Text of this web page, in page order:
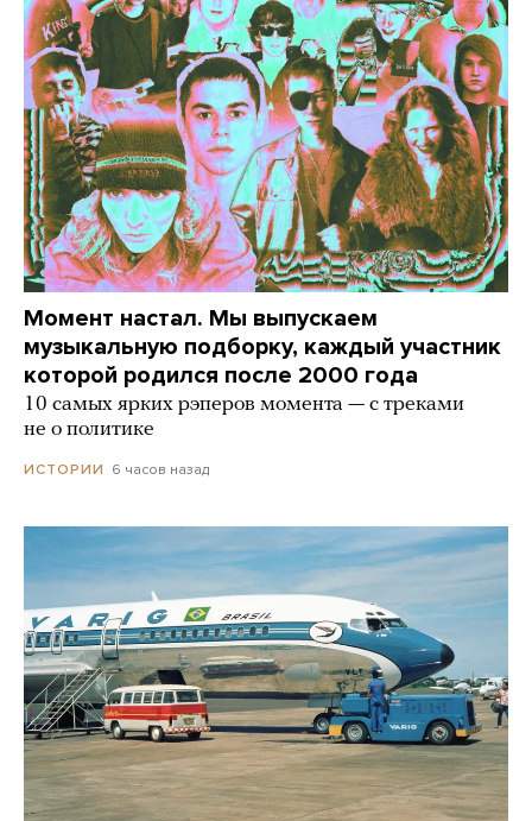
Момент настал. Мы выпускаем
музыкальную подборку, каждый участник
которой родился после 2000 года
10 самых ярких рэперов момента — с треками
не о политике
ИСТОРИИ 6 часов назад